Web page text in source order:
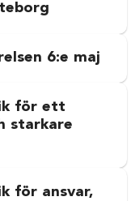
6:e maj
för ett
starkare
för ansvar,